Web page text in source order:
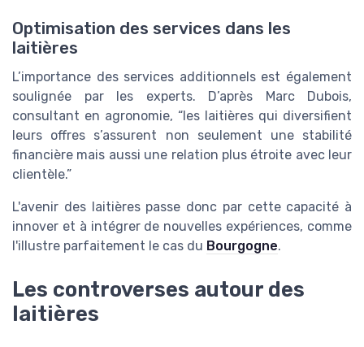
Optimisation des services dans les
laitières
L’importance des services additionnels est également
soulignée par les experts. D’après Marc Dubois,
consultant en agronomie, “les laitières qui diversifient
leurs offres s’assurent non seulement une stabilité
financière mais aussi une relation plus étroite avec leur
clientèle.”
L'avenir des laitières passe donc par cette capacité à
innover et à intégrer de nouvelles expériences, comme
l'illustre parfaitement le cas du Bourgogne.
Les controverses autour des
laitières